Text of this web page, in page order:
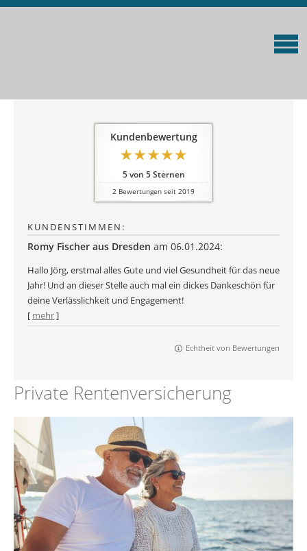
Kundenbewertung
5von 5Sternen
2 Bewertungen seit 2019
KUNDENSTIMMEN:
Romy Fischer aus Dresden am 06.01.2024:
Hallo Jörg, erstmal alles Gute und viel Gesundheit für das neue
Jahr! Und an dieser Stelle auch mal ein dickes Dankeschön für
deine Verlässlichkeit und Engagement!
[ mehr]
Echtheit von Bewertungen
Private Rentenversicherung